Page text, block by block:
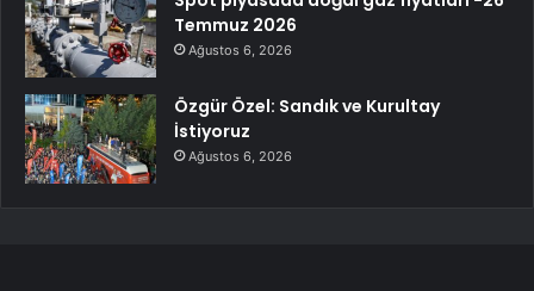
Temmuz 2026
Ağustos 6, 2026
Özgür Özel: Sandık ve Kurultay
İstiyoruz
Ağustos 6, 2026